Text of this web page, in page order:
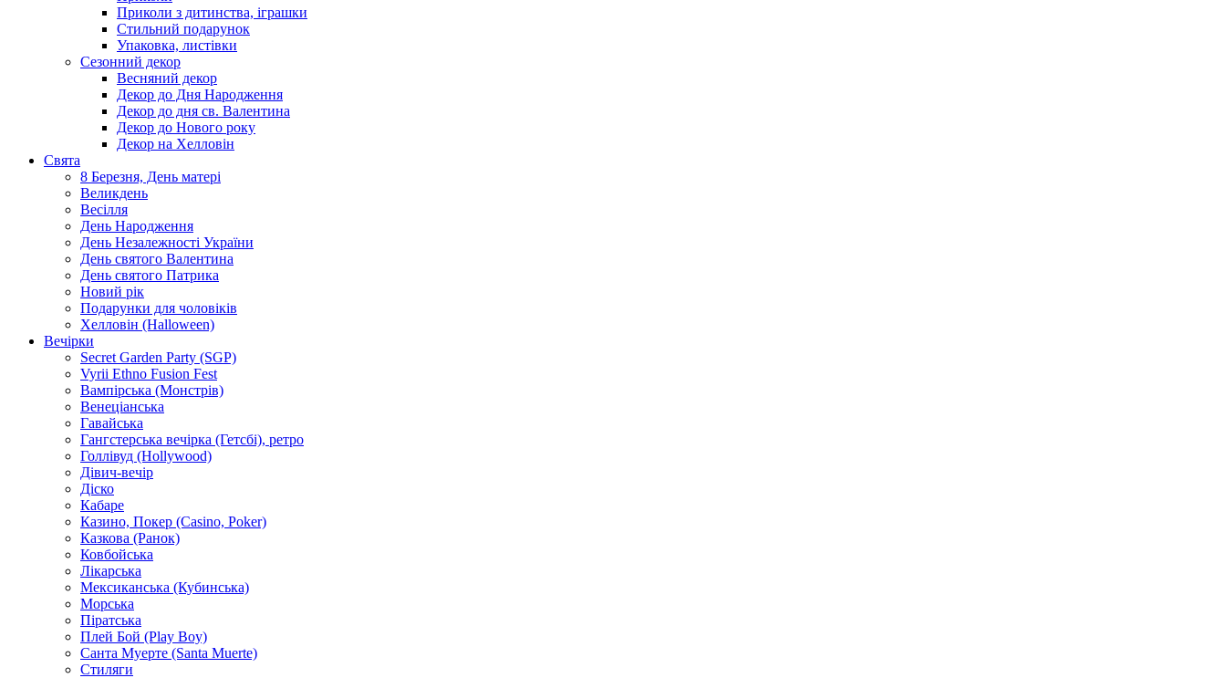
Приколи з дитинства, іграшки
Стильний подарунок
Упаковка, листівки
Сезонний декор
Весняний декор
Декор до Дня Народження
Декор до дня св. Валентина
Декор до Нового року
Декор на Хелловін
Свята
8 Березня, День матері
Великдень
Весілля
День Народження
День Незалежності України
День святого Валентина
День святого Патрика
Новий рік
Подарунки для чоловіків
Хелловін (Halloween)
Вечірки
Secret Garden Party (SGP)
Vyrii Ethno Fusion Fest
Вампірська (Монстрів)
Венеціанська
Гавайська
Гангстерська вечірка (Гетсбі), ретро
Голлівуд (Hollywood)
Дівич-вечір
Діско
Кабаре
Казино, Покер (Casino, Poker)
Казкова (Ранок)
Ковбойська
Лікарська
Мексиканська (Кубинська)
Морська
Піратська
Плей Бой (Play Boy)
Санта Муерте (Santa Muerte)
Стиляги